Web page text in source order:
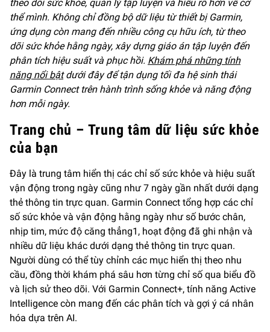
theo dõi sức khỏe, quản lý tập luyện và hiểu rõ hơn về cơ
thể mình. Không chỉ đồng bộ dữ liệu từ thiết bị Garmin,
ứng dụng còn mang đến nhiều công cụ hữu ích, từ theo
dõi sức khỏe hằng ngày, xây dựng giáo án tập luyện đến
phân tích hiệu suất và phục hồi. Khám phá những tính
năng nổi bậtdưới đây để tận dụng tối đa hệ sinh thái
Garmin Connect trên hành trình sống khỏe và năng động
hơn mỗi ngày.
Trang chủ – Trung tâm dữ liệu sức khỏe
của bạn
Đây là trung tâm hiển thị các chỉ số sức khỏe và hiệu suất
vận động trong ngày cũng như 7 ngày gần nhất dưới dạng
thẻ thông tin trực quan. Garmin Connect tổng hợp các chỉ
số sức khỏe và vận động hằng ngày như số bước chân,
nhịp tim, mức độ căng thẳng1, hoạt động đã ghi nhận và
nhiều dữ liệu khác dưới dạng thẻ thông tin trực quan.
Người dùng có thể tùy chỉnh các mục hiển thị theo nhu
cầu, đồng thời khám phá sâu hơn từng chỉ số qua biểu đồ
và lịch sử theo dõi. Với Garmin Connect+, tính năng Active
Intelligence còn mang đến các phân tích và gợi ý cá nhân
hóa dựa trên AI.